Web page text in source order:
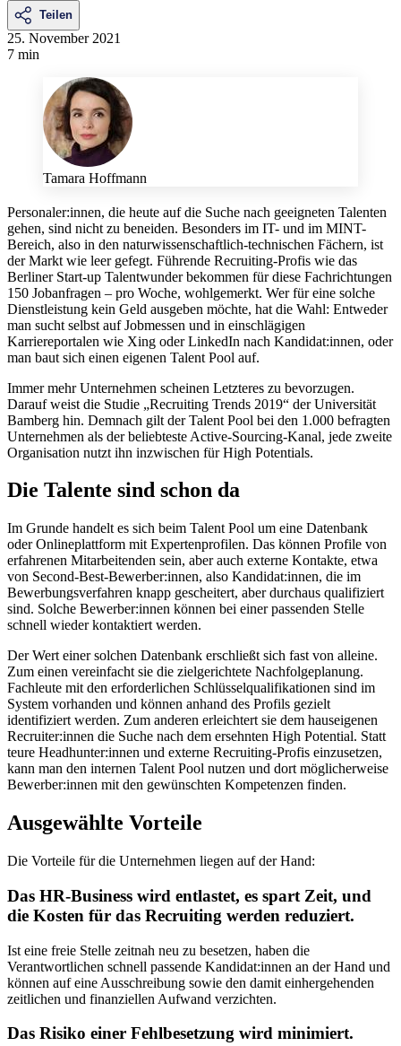
Teilen
25. November 2021
7 min
Tamara Hoffmann
Personaler:innen, die heute auf die Suche nach geeigneten Talenten
gehen, sind nicht zu beneiden. Besonders im IT- und im MINT-
Bereich, also in den naturwissenschaftlich-technischen Fächern, ist
der Markt wie leer gefegt. Führende Recruiting-Profis wie das
Berliner Start-up Talentwunder bekommen für diese Fachrichtungen
150 Jobanfragen – pro Woche, wohlgemerkt. Wer für eine solche
Dienstleistung kein Geld ausgeben möchte, hat die Wahl: Entweder
man sucht selbst auf Jobmessen und in einschlägigen
Karriereportalen wie Xing oder LinkedIn nach Kandidat:innen, oder
man baut sich einen eigenen Talent Pool auf.
Immer mehr Unternehmen scheinen Letzteres zu bevorzugen.
Darauf weist die Studie „Recruiting Trends 2019“ der Universität
Bamberg hin. Demnach gilt der Talent Pool bei den 1.000 befragten
Unternehmen als der beliebteste Active-Sourcing-Kanal, jede zweite
Organisation nutzt ihn inzwischen für High Potentials.
Die Talente sind schon da
Im Grunde handelt es sich beim Talent Pool um eine Datenbank
oder Onlineplattform mit Expertenprofilen. Das können Profile von
erfahrenen Mitarbeitenden sein, aber auch externe Kontakte, etwa
von Second-Best-Bewerber:innen, also Kandidat:innen, die im
Bewerbungsverfahren knapp gescheitert, aber durchaus qualifiziert
sind. Solche Bewerber:innen können bei einer passenden Stelle
schnell wieder kontaktiert werden.
Der Wert einer solchen Datenbank erschließt sich fast von alleine.
Zum einen vereinfacht sie die zielgerichtete Nachfolgeplanung.
Fachleute mit den erforderlichen Schlüsselqualifikationen sind im
System vorhanden und können anhand des Profils gezielt
identifiziert werden. Zum anderen erleichtert sie dem hauseigenen
Recruiter:innen die Suche nach dem ersehnten High Potential. Statt
teure Headhunter:innen und externe Recruiting-Profis einzusetzen,
kann man den internen Talent Pool nutzen und dort möglicherweise
Bewerber:innen mit den gewünschten Kompetenzen finden.
Ausgewählte Vorteile
Die Vorteile für die Unternehmen liegen auf der Hand:
Das HR-Business wird entlastet, es spart Zeit, und
die Kosten für das Recruiting werden reduziert.
Ist eine freie Stelle zeitnah neu zu besetzen, haben die
Verantwortlichen schnell passende Kandidat:innen an der Hand und
können auf eine Ausschreibung sowie den damit einhergehenden
zeitlichen und finanziellen Aufwand verzichten.
Das Risiko einer Fehlbesetzung wird minimiert.